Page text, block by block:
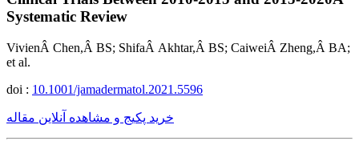
Systematic Review
VivienÂ Chen,Â BS; ShifaÂ Akhtar,Â BS; CaiweiÂ Zheng,Â BA;
et al.
doi : 10.1001/jamadermatol.2021.5596
خرید پکیج و مشاهده آنلاین مقاله